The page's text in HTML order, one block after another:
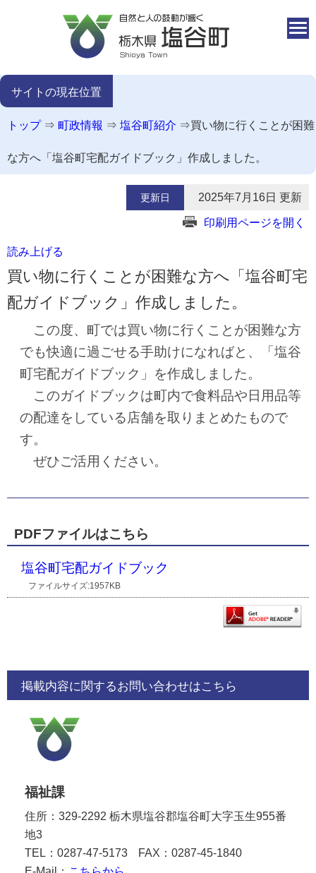
サイトの現在位置
トップ⇒ 町政情報 ⇒ 塩谷町紹介 ⇒買い物に行くことが困難
な方へ「塩谷町宅配ガイドブック」作成しました。
更新日 2025年7月16日 更新
印刷用ページを開く
読み上げる
買い物に行くことが困難な方へ「塩谷町宅
配ガイドブック」作成しました。
この度、町では買い物に行くことが困難な方
でも快適に過ごせる手助けになればと、「塩谷
町宅配ガイドブック」を作成しました。
このガイドブックは町内で食料品や日用品等
の配達をしている店舗を取りまとめたもので
す。
ぜひご活用ください。
PDFファイルはこちら
塩谷町宅配ガイドブック
ファイルサイズ:1957KB
掲載内容に関するお問い合わせはこちら
福祉課
住所：329-2292 栃木県塩谷郡塩谷町大字玉生955番
地3
TEL：0287-47-5173
FAX：0287-45-1840